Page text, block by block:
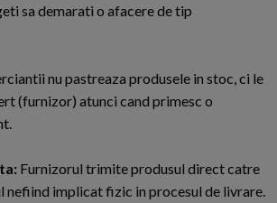
sa demarati o afacere de tip
nu pastreaza produsele in stoc, ci le
(furnizor) atunci cand primesc o
Furnizorul trimite produsul direct catre
nefiind implicat fizic in procesul de livrare.